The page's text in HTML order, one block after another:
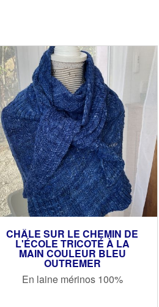
CHÂLE SUR LE CHEMIN DE
L'ÉCOLE TRICOTÉ À LA
MAIN COULEUR BLEU
OUTREMER
En laine mérinos 100%